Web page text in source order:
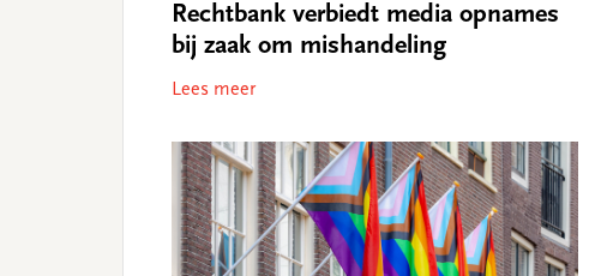
Rechtbank verbiedt media opnames
bij zaak om mishandeling
Lees meer